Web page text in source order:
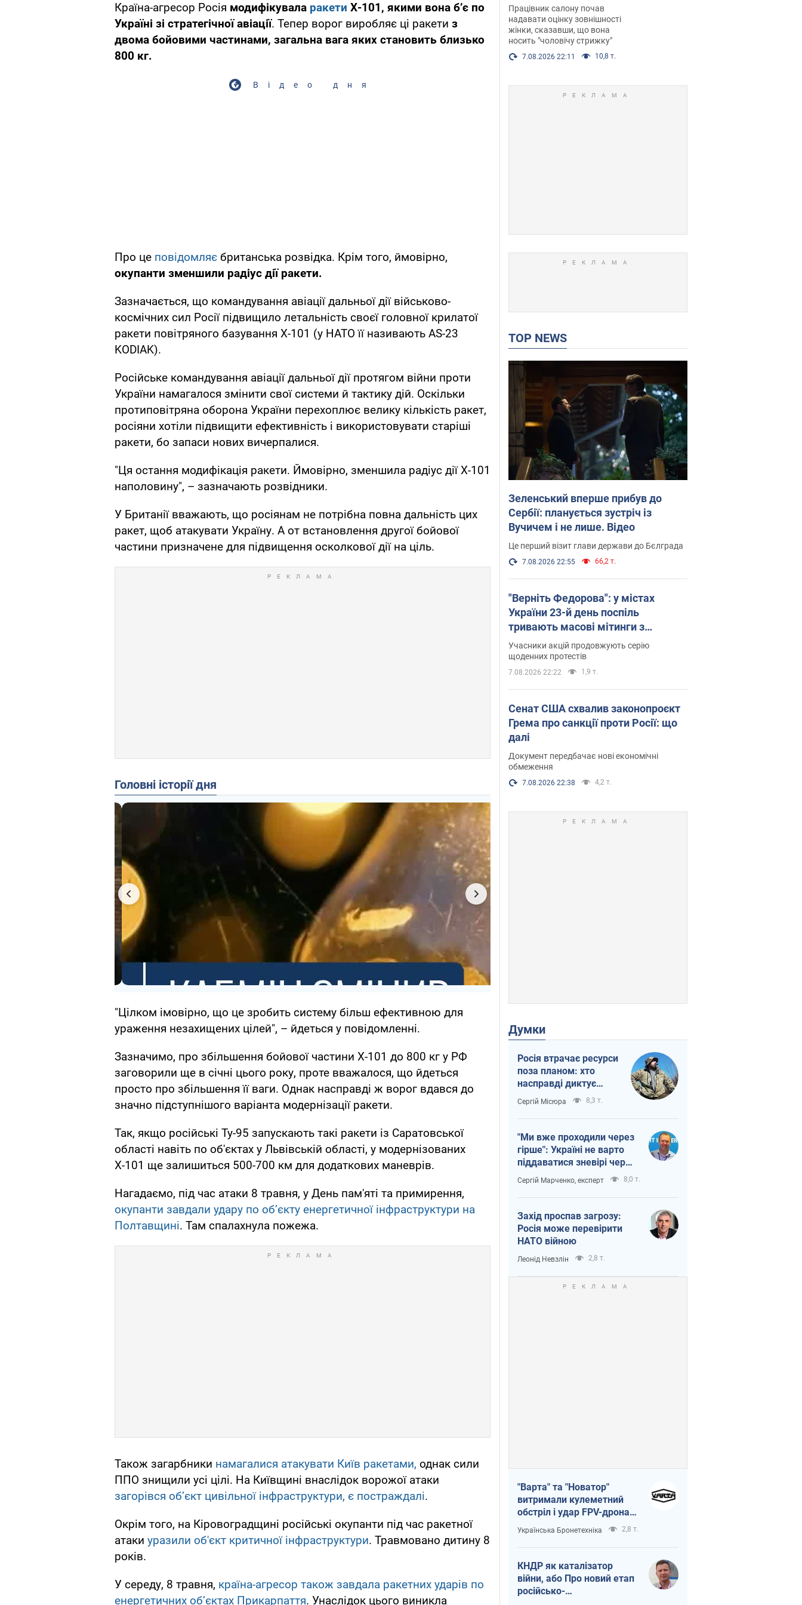
Країна-агресор Росія модифікувала ракети Х-101, якими вона бʼє по
Україні зі стратегічної авіації. Тепер ворог виробляє ці ракети з
двома бойовими частинами, загальна вага яких становить близько
800 кг.
Відео дня
Про це повідомляє британська розвідка. Крім того, ймовірно,
окупанти зменшили радіус дії ракети.
Зазначається, що командування авіації дальньої дії військово-
космічних сил Росії підвищило летальність своєї головної крилатої
ракети повітряного базування Х-101 (у НАТО її називають AS-23
KODIAK).
Російське командування авіації дальньої дії протягом війни проти
України намагалося змінити свої системи й тактику дій. Оскільки
протиповітряна оборона України перехоплює велику кількість ракет,
росіяни хотіли підвищити ефективність і використовувати старіші
ракети, бо запаси нових вичерпалися.
"Ця остання модифікація ракети. Ймовірно, зменшила радіус дії Х-101
наполовину", – зазначають розвідники.
У Британії вважають, що росіянам не потрібна повна дальність цих
ракет, щоб атакувати Україну. А от встановлення другої бойової
частини призначене для підвищення осколкової дії на ціль.
Головні історії дня
"Цілком імовірно, що це зробить систему більш ефективною для
ураження незахищених цілей", – йдеться у повідомленні.
Зазначимо, про збільшення бойової частини Х-101 до 800 кг у РФ
заговорили ще в січні цього року, проте вважалося, що йдеться
просто про збільшення її ваги. Однак насправді ж ворог вдався до
значно підступнішого варіанта модернізації ракети.
Так, якщо російські Ту-95 запускають такі ракети із Саратовської
області навіть по об'єктах у Львівській області, у модернізованих
Х-101 ще залишиться 500-700 км для додаткових маневрів.
Нагадаємо, під час атаки 8 травня, у День пам'яті та примирення,
окупанти завдали удару по обʼєкту енергетичної інфраструктури на
Полтавщині. Там спалахнула пожежа.
Також загарбники намагалися атакувати Київ ракетами, однак сили
ППО знищили усі цілі. На Київщині внаслідок ворожої атаки
загорівся обʼєкт цивільної інфраструктури, є постраждалі.
Окрім того, на Кіровоградщині російські окупанти під час ракетної
атаки уразили об'єкт критичної інфраструктури. Травмовано дитину 8
років.
У середу, 8 травня, країна-агресор також завдала ракетних ударів по
енергетичних об’єктах Прикарпаття. Унаслідок цього виникла
після хімієтерапії,
розгорівся скандал.
Фото
Працівник салону почав
надавати оцінку зовнішності
жінки, сказавши, що вона
носить "чоловічу стрижку"
7.08.2026 22:11 10,8 т.
TOP NEWS
Зеленський вперше прибув до
Сербії: планується зустріч із
Вучичем і не лише. Відео
Це перший візит глави держави до Бєлграда
7.08.2026 22:55 66,2 т.
"Верніть Федорова": у містах
України 23-й день поспіль
тривають масові мітинги з
картонками. Фото і відео
Учасники акцій продовжують серію
щоденних протестів
7.08.2026 22:22 1,9 т.
Сенат США схвалив законопроєкт
Грема про санкції проти Росії: що
далі
Документ передбачає нові економічні
обмеження
7.08.2026 22:38 4,2 т.
Думки
Росія втрачає ресурси
поза планом: хто
насправді диктує
темп війни
Сергій Місюра 8,3 т.
"Ми вже проходили через
гірше": Україні не варто
піддаватися зневірі через
ракетний терор
Сергій Марченко, експерт 8,0 т.
Захід проспав загрозу:
Росія може перевірити
НАТО війною
Леонід Невзлін 2,8 т.
"Варта" та "Новатор"
витримали кулеметний
обстріл і удар FPV-дрона,
врятувавши життя
офіцеру ЗСУ
Українська Бронетехніка 2,8 т.
КНДР як каталізатор
війни, або Про новий етап
російсько-